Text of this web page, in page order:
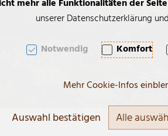
mehr alle Funktionalitäten der
unserer Datenschutzerklärung
Notwendig
Komfort
Mehr Cookie-Infos
Auswahl bestätigen Alle